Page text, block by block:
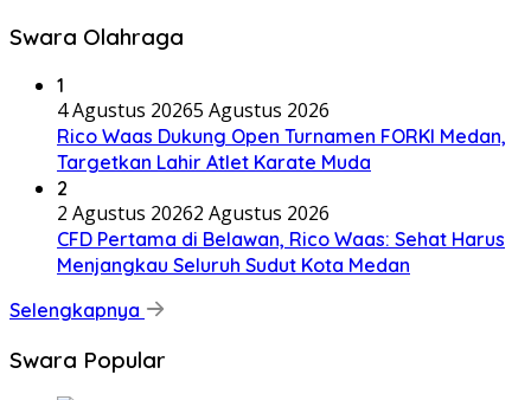
Swara Olahraga
1
4 Agustus 20265 Agustus 2026
Rico Waas Dukung Open Turnamen FORKI Medan,
Targetkan Lahir Atlet Karate Muda
2
2 Agustus 20262 Agustus 2026
CFD Pertama di Belawan, Rico Waas: Sehat Harus
Menjangkau Seluruh Sudut Kota Medan
Selengkapnya
Swara Popular